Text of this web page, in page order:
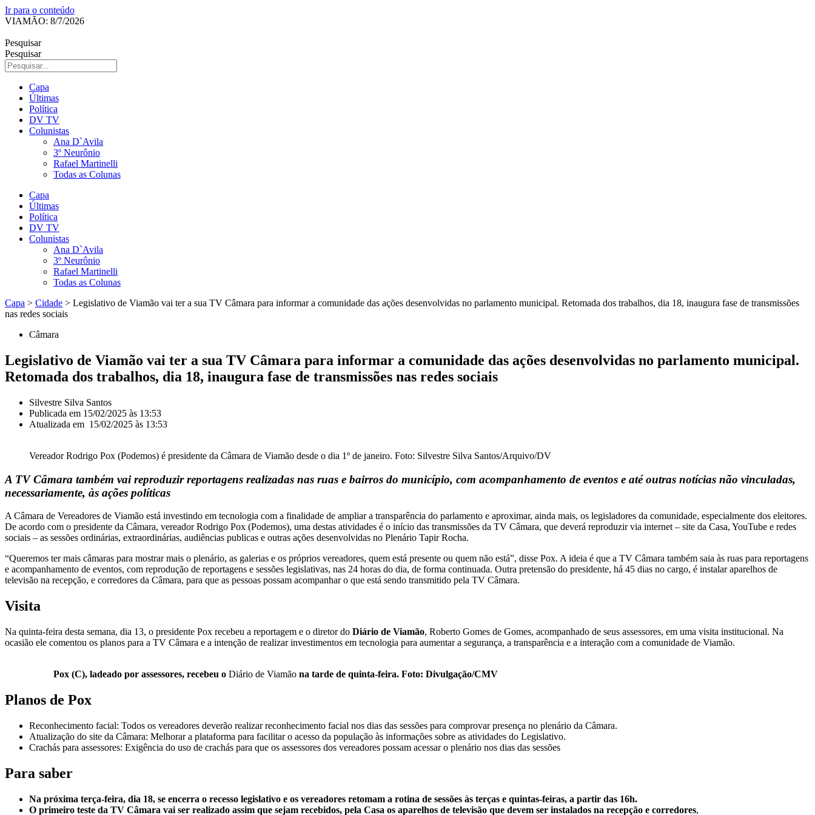
Ir para o conteúdo
VIAMÃO: 8/7/2026
Pesquisar
Pesquisar
Capa
Últimas
Política
DV TV
Colunistas
Ana D`Avila
3º Neurônio
Rafael Martinelli
Todas as Colunas
Capa
Últimas
Política
DV TV
Colunistas
Ana D`Avila
3º Neurônio
Rafael Martinelli
Todas as Colunas
Capa > Cidade > Legislativo de Viamão vai ter a sua TV Câmara para informar a comunidade das ações desenvolvidas no parlamento municipal. Retomada dos trabalhos, dia 18, inaugura fase de transmissões
nas redes sociais
Câmara
Legislativo de Viamão vai ter a sua TV Câmara para informar a comunidade das ações desenvolvidas no parlamento municipal.
Retomada dos trabalhos, dia 18, inaugura fase de transmissões nas redes sociais
Silvestre Silva Santos
Publicada em 15/02/2025 às 13:53
Atualizada em 15/02/2025 às 13:53
Vereador Rodrigo Pox (Podemos) é presidente da Câmara de Viamão desde o dia 1º de janeiro. Foto: Silvestre Silva Santos/Arquivo/DV
A TV Câmara também vai reproduzir reportagens realizadas nas ruas e bairros do município, com acompanhamento de eventos e até outras notícias não vinculadas,
necessariamente, às ações políticas
A Câmara de Vereadores de Viamão está investindo em tecnologia com a finalidade de ampliar a transparência do parlamento e aproximar, ainda mais, os legisladores da comunidade, especialmente dos eleitores.
De acordo com o presidente da Câmara, vereador Rodrigo Pox (Podemos), uma destas atividades é o início das transmissões da TV Câmara, que deverá reproduzir via internet – site da Casa, YouTube e redes
sociais – as sessões ordinárias, extraordinárias, audiências publicas e outras ações desenvolvidas no Plenário Tapir Rocha.
“Queremos ter mais câmaras para mostrar mais o plenário, as galerias e os próprios vereadores, quem está presente ou quem não está”, disse Pox. A ideia é que a TV Câmara também saia às ruas para reportagens
e acompanhamento de eventos, com reprodução de reportagens e sessões legislativas, nas 24 horas do dia, de forma continuada. Outra pretensão do presidente, há 45 dias no cargo, é instalar aparelhos de
televisão na recepção, e corredores da Câmara, para que as pessoas possam acompanhar o que está sendo transmitido pela TV Câmara.
Visita
Na quinta-feira desta semana, dia 13, o presidente Pox recebeu a reportagem e o diretor do Diário de Viamão, Roberto Gomes de Gomes, acompanhado de seus assessores, em uma visita institucional. Na
ocasião ele comentou os planos para a TV Câmara e a intenção de realizar investimentos em tecnologia para aumentar a segurança, a transparência e a interação com a comunidade de Viamão.
Pox (C), ladeado por assessores, recebeu o Diário de Viamão na tarde de quinta-feira. Foto: Divulgação/CMV
Planos de Pox
Reconhecimento facial: Todos os vereadores deverão realizar reconhecimento facial nos dias das sessões para comprovar presença no plenário da Câmara.
Atualização do site da Câmara: Melhorar a plataforma para facilitar o acesso da população às informações sobre as atividades do Legislativo.
Crachás para assessores: Exigência do uso de crachás para que os assessores dos vereadores possam acessar o plenário nos dias das sessões
Para saber
Na próxima terça-feira, dia 18, se encerra o recesso legislativo e os vereadores retomam a rotina de sessões às terças e quintas-feiras, a partir das 16h.
O primeiro teste da TV Câmara vai ser realizado assim que sejam recebidos, pela Casa os aparelhos de televisão que devem ser instalados na recepção e corredores,